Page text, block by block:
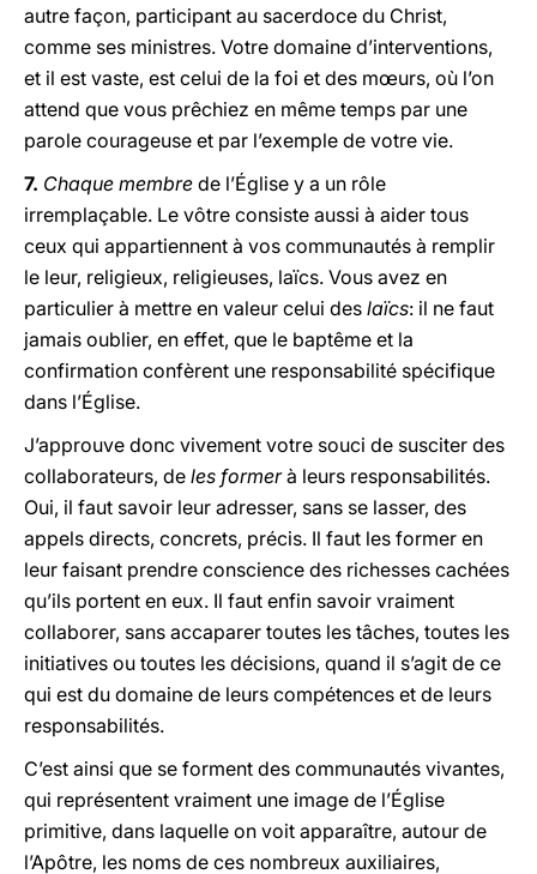
autre façon, participant au sacerdoce du Christ,
comme ses ministres. Votre domaine d’interventions,
et il est vaste, est celui de la foi et des mœurs, où l’on
attend que vous prêchiez en même temps par une
parole courageuse et par l’exemple de votre vie.
7. Chaque membre de l’Église y a un rôle
irremplaçable. Le vôtre consiste aussi à aider tous
ceux qui appartiennent à vos communautés à remplir
le leur, religieux, religieuses, laïcs. Vous avez en
particulier à mettre en valeur celui des laïcs: il ne faut
jamais oublier, en effet, que le baptême et la
confirmation confèrent une responsabilité spécifique
dans l’Église.
J’approuve donc vivement votre souci de susciter des
collaborateurs, de les formerà leurs responsabilités.
Oui, il faut savoir leur adresser, sans se lasser, des
appels directs, concrets, précis. Il faut les former en
leur faisant prendre conscience des richesses cachées
qu’ils portent en eux. Il faut enfin savoir vraiment
collaborer, sans accaparer toutes les tâches, toutes les
initiatives ou toutes les décisions, quand il s’agit de ce
qui est du domaine de leurs compétences et de leurs
responsabilités.
C’est ainsi que se forment des communautés vivantes,
qui représentent vraiment une image de l’Église
primitive, dans laquelle on voit apparaître, autour de
l’Apôtre, les noms de ces nombreux auxiliaires,